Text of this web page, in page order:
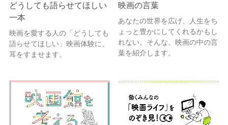
どうしても語らせてほしい
一本
映画を愛する人の「どうしても
語らせてほしい」映画体験に、
耳をすませます。
映画の言葉
あなたの世界を広げ、人生をち
ょっと豊かにしてくれるかもし
れない。そんな、映画の中の言
葉を紹介します。